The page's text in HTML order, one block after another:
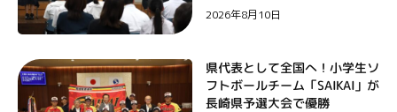
2026年8月10日
県代表として全国へ！小学生ソ
フトボールチーム「SAIKAI」が
長崎県予選大会で優勝